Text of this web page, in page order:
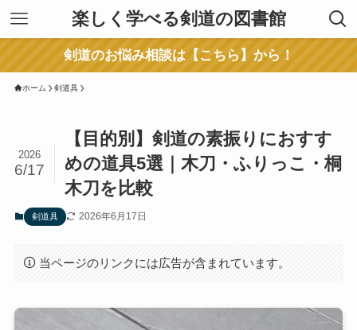
楽しく学べる剣道の図書館
剣道のお悩み相談は【こちら】から！
ホーム 剣道具
【目的別】剣道の素振りにおすす
めの道具5選｜木刀・ふりっこ・桐
木刀を比較
2026
6/17
剣道具 2026年6月17日
当ページのリンクには広告が含まれています。